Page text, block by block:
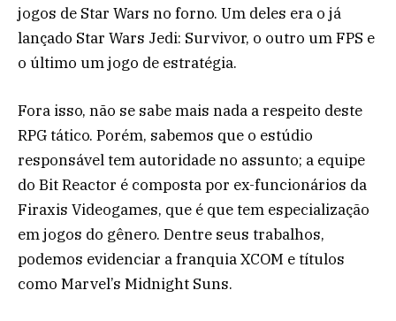
jogos de Star Wars no forno. Um deles era o já
lançado Star Wars Jedi: Survivor, o outro um FPS e
o último um jogo de estratégia.
Fora isso, não se sabe mais nada a respeito deste
RPG tático. Porém, sabemos que o estúdio
responsável tem autoridade no assunto; a equipe
do Bit Reactor é composta por ex-funcionários da
Firaxis Videogames, que é que tem especialização
em jogos do gênero. Dentre seus trabalhos,
podemos evidenciar a franquia XCOM e títulos
como Marvel’s Midnight Suns.